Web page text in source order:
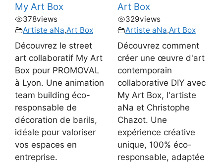
My Art Box
378views
Artiste aNa,Art Box
Découvrez le street
art collaboratif My Art
Box pour PROMOVAL
à Lyon. Une animation
team building éco-
responsable de
décoration de barils,
idéale pour valoriser
vos espaces en
entreprise.
Art Box
329views
Artiste aNa,Art Box
Découvrez comment
créer une œuvre d'art
contemporain
collaborative DIY avec
My Art Box, l'artiste
aNa et Christophe
Chazot. Une
expérience créative
unique, 100% éco-
responsable, adaptée